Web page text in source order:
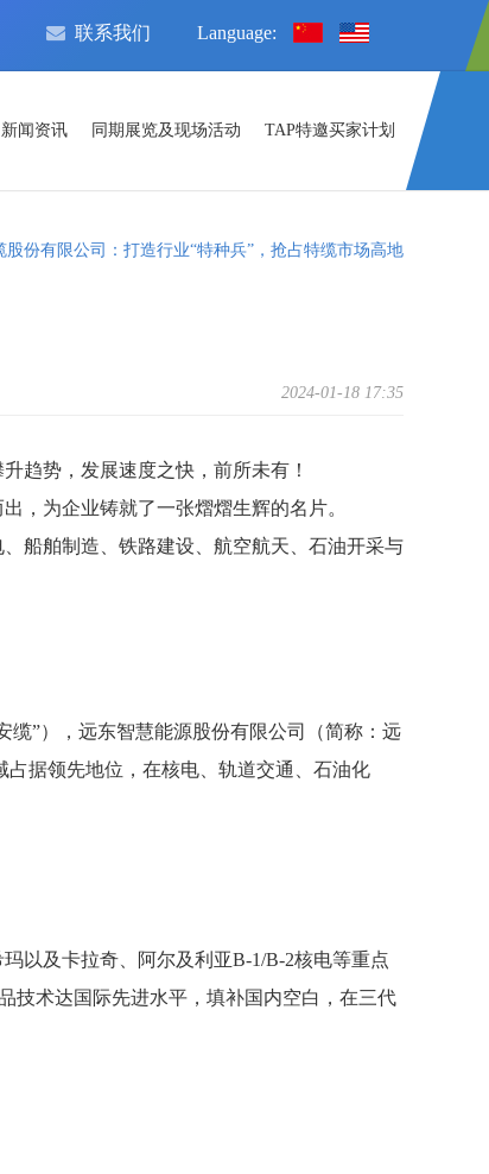
联系我们 Language:
新闻资讯 同期展览及现场活动 TAP特邀买家计划
股份有限公司：打造行业“特种兵”，抢占特缆市场高地
2024-01-18 17:35
趋势，发展速度之快，前所未有！
，为企业铸就了一张熠熠生辉的名片。
船舶制造、铁路建设、航空航天、石油开采与
”），远东智慧能源股份有限公司（简称：远
据领先地位，在核电、轨道交通、石油化
以及卡拉奇、阿尔及利亚B-1/B-2核电等重点
技术达国际先进水平，填补国内空白，在三代